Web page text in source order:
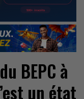
BEPC à
un état